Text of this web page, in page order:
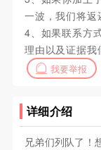
一波，我们将返
4、如果联系方
理由以及证据我
我要举报
详细介绍
兄弟们列队了！